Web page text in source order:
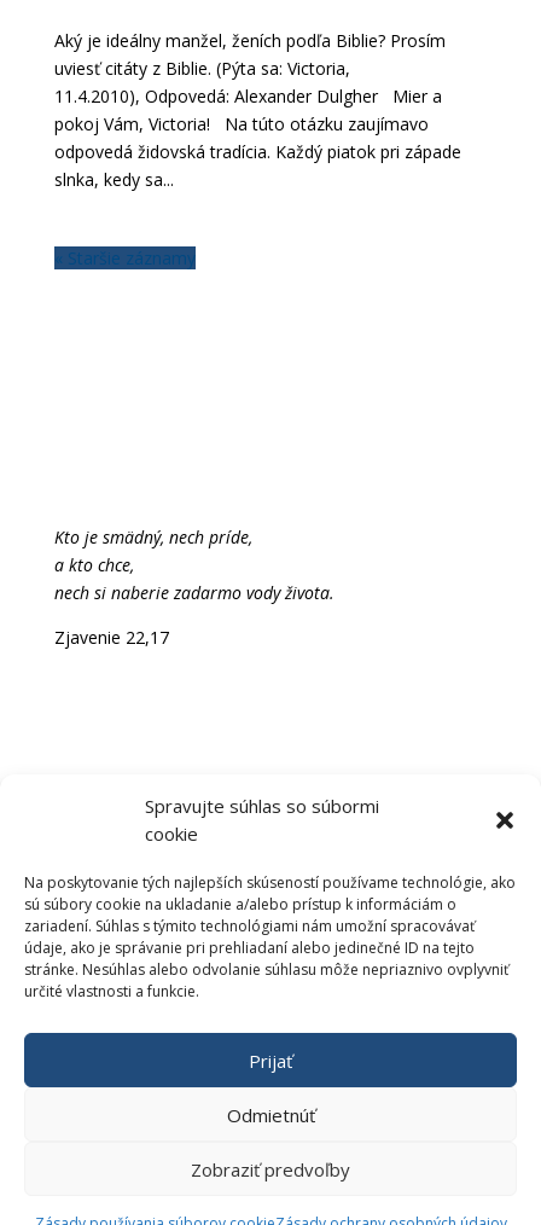
Spravujte súhlas so súbormi
cookie
Na poskytovanie tých najlepších skúseností používame technológie, ako
sú súbory cookie na ukladanie a/alebo prístup k informáciám o
zariadení. Súhlas s týmito technológiami nám umožní spracovávať
údaje, ako je správanie pri prehliadaní alebo jedinečné ID na tejto
stránke. Nesúhlas alebo odvolanie súhlasu môže nepriaznivo ovplyvniť
určité vlastnosti a funkcie.
Prijať
Odmietnúť
Zobraziť predvoľby
Aký je ideálny manžel, ženích podľa Biblie? Prosím
uviesť citáty z Biblie. (Pýta sa: Victoria,
11.4.2010), Odpovedá: Alexander Dulgher Mier a
pokoj Vám, Victoria! Na túto otázku zaujímavo
odpovedá židovská tradícia. Každý piatok pri západe
slnka, kedy sa...
« Staršie záznamy
Kto je smädný, nech príde,
a kto chce,
nech si naberie zadarmo vody života.
Zjavenie 22,17
Vašu e-mailovú adresu:
Hlásenie o úspešnom vykonaní
Prihlásiť sa na odber